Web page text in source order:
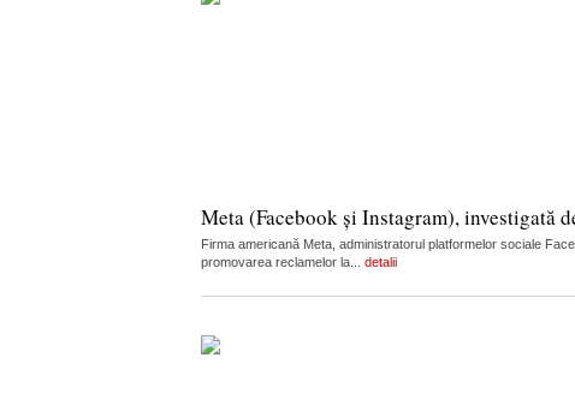
Meta (Facebook și Instagram), investigată
Firma americană Meta, administratorul platformelor sociale
promovarea reclamelor la... detalii